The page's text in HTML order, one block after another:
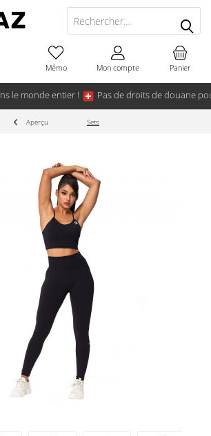
le monde entier ! Pas de droits de douane
Panier
Mémo Mon compte
Aperçu Sets